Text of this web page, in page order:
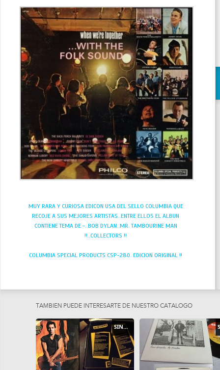
MUY RARA Y CURIOSA EDICON USA DEL SELLO COLUMBIA QUE
RECOJE A SUS MEJORES ARTISTAS..ENTRE ELLOS EL ALBUN
CONTIENE TEMA DE -..BOB DYLAN..MR. TAMBOURINE MAN
!!..COLLECTORS !!
COLUMBIA SPECIAL PRODUCTS CSP-280. EDICION ORIGINAL !!
TAMBIEN PUEDE INTERESARTE DE NUESTRO CATÁLOGO
SINGLE